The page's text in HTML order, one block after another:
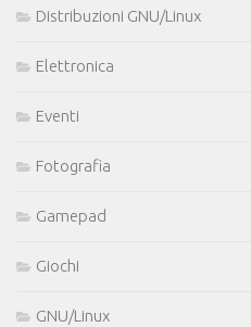
Distribuzioni GNU/Linux
Elettronica
Eventi
Fotografia
Gamepad
Giochi
GNU/Linux